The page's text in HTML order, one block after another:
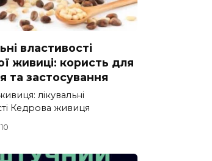
властивості
живиці: користь для
та застосування
лікувальні
Кедрова живиця
10